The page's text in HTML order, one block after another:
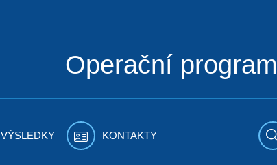
Operační program
VÝSLEDKY KONTAKTY